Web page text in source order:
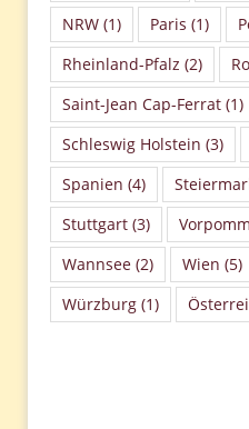
NRW (1) Paris (1)
Rheinland-Pfalz (2)
Saint-Jean Cap-Ferrat (1)
Schleswig Holstein (3)
Spanien (4)
Stuttgart (3)
Wannsee (2) Wien (5)
Würzburg (1)